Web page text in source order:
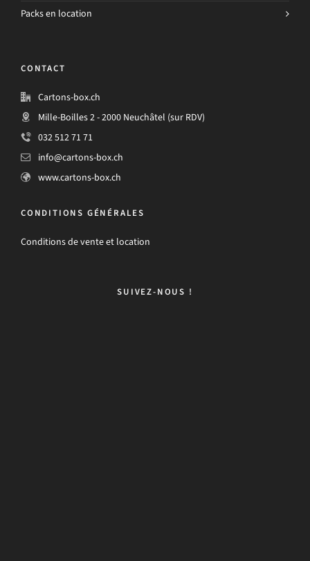
Packs en location
CONTACT
Cartons-box.ch
Mille-Boilles 2 - 2000 Neuchâtel (sur RDV)
032 512 71 71
info@cartons-box.ch
www.cartons-box.ch
CONDITIONS GÉNÉRALES
Conditions de vente et location
SUIVEZ-NOUS !